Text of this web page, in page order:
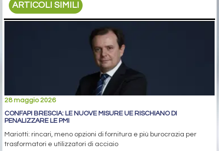
ARTICOLI SIMILI
28 maggio 2026
CONFAPI BRESCIA: LE NUOVE MISURE UE RISCHIANO DI
PENALIZZARE LE PMI
Mariotti: rincari, meno opzioni di fornitura e più burocrazia per
trasformatori e utilizzatori di acciaio